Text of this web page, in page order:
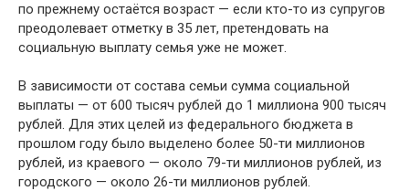
по прежнему остаётся возраст — если кто-то из супругов
преодолевает отметку в 35 лет, претендовать на
социальную выплату семья уже не может.
В зависимости от состава семьи сумма социальной
выплаты — от 600 тысяч рублей до 1 миллиона 900 тысяч
рублей. Для этих целей из федерального бюджета в
прошлом году было выделено более 50-ти миллионов
рублей, из краевого — около 79-ти миллионов рублей, из
городского — около 26-ти миллионов рублей.